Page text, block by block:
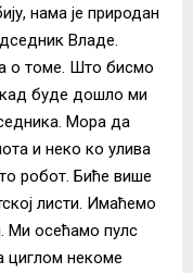
нама је природан
Владе.
о томе. Што бисмо
кад буде дошло ми
Мора да
и неко ко улива
робот. Биће више
листи. Имаћемо
Ми осећамо пулс
циглом некоме